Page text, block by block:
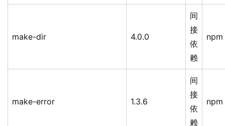
make-dir 4.0.0
间
接
依
赖
npm
make-error 1.3.6
间
接
依
赖
npm